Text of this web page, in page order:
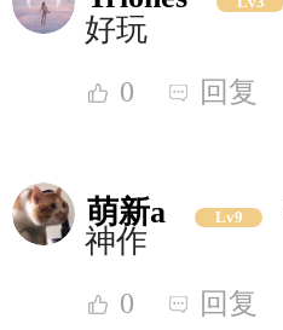
好玩
0 回复
萌新a Lv9
神作
0 回复